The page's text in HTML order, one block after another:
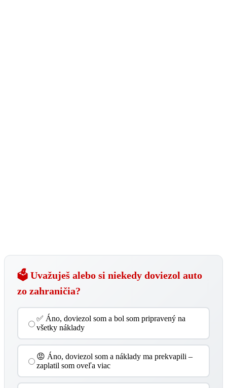
🗳️ Uvažuješ alebo si niekedy doviezol auto
zo zahraničia?
✅ Áno, doviezol som a bol som pripravený na
všetky náklady
😡 Áno, doviezol som a náklady ma prekvapili –
zaplatil som oveľa viac